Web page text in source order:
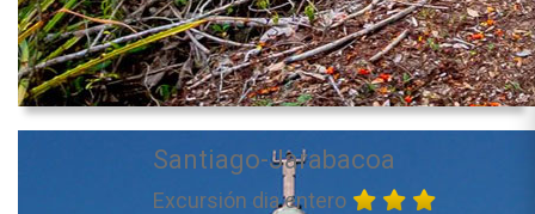
Santiago-Jarabacoa
Excursión dia entero